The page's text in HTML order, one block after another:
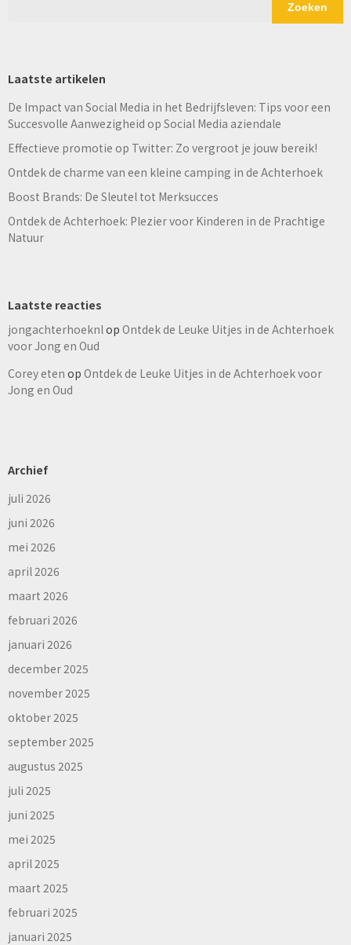
Zoeken
Laatste artikelen
De Impact van Social Media in het Bedrijfsleven: Tips voor een
Succesvolle Aanwezigheid op Social Media aziendale
Effectieve promotie op Twitter: Zo vergroot je jouw bereik!
Ontdek de charme van een kleine camping in de Achterhoek
Boost Brands: De Sleutel tot Merksucces
Ontdek de Achterhoek: Plezier voor Kinderen in de Prachtige
Natuur
Laatste reacties
jongachterhoeknlop Ontdek de Leuke Uitjes in de Achterhoek
voor Jong en Oud
Corey eten op Ontdek de Leuke Uitjes in de Achterhoek voor
Jong en Oud
Archief
juli 2026
juni 2026
mei 2026
april 2026
maart 2026
februari 2026
januari 2026
december 2025
november 2025
oktober 2025
september 2025
augustus 2025
juli 2025
juni 2025
mei 2025
april 2025
maart 2025
februari 2025
januari 2025